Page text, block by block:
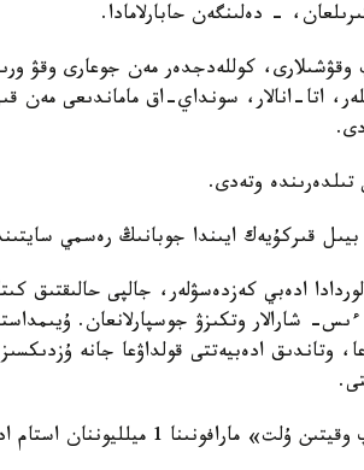
- دەلىنگەن حابارلامادا.
6-10 سىنىپ وقۋشىلارى، كوللەدجدەر مەن جوعارى
اتا-انالار، سونداي-اق ماماندىعى مەن
وتەدى.
قىركۇيەك ايىندا جوبانىڭ رەسمي
ادەبي كەزدەسۋلەر، جالپى حالىقتىق
ءىس- شارالار وتكىزۋ جوسپارلانعان.
وتاندىق ادەبيەتتى قولداۋعا جانە ۇزدىكسىز
1 ميلليوننان استام ادام قاتىسادى.